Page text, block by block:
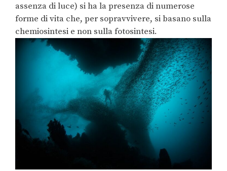
assenza di luce) si ha la presenza di numerose
forme di vita che, per sopravvivere, si basano sulla
chemiosintesi e non sulla fotosintesi.